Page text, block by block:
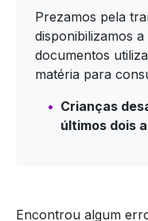
Prezamos pela
disponibilizamos
documentos
matéria para
Crianças
últimos dois
Encontrou algum